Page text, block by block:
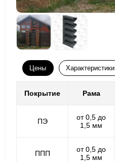
Цены Характеристики
Покрытие Рама
ПЭ
от 0,5 до
1,5 мм
ППП
от 0,5 до
1,5 мм